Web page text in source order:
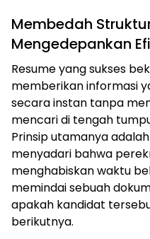
Membedah
Mengedepankan
Resume yang sukses
memberikan informasi
secara instan tanpa
mencari di tengah
Prinsip utamanya
menyadari bahwa
menghabiskan waktu
memindai sebuah
apakah kandidat
berikutnya.